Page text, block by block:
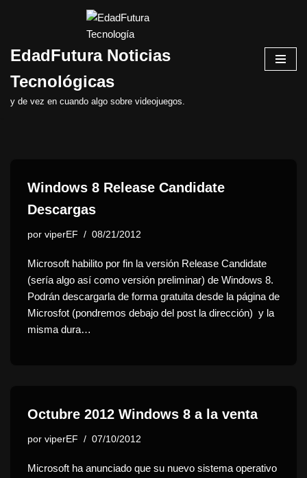
al
EdadFutura Noticias
Tecnológicas
y de vez en cuando algo sobre videojuegos.
Windows 8 Release Candidate
Descargas
por viperEF 08/21/2012
Microsoft habilito por fin la versión Release Candidate
(sería algo así como versión preliminar) de Windows 8.
Podrán descargarla de forma gratuita desde la página de
Microsfot (pondremos debajo del post la dirección) y la
misma dura…
Octubre 2012 Windows 8 a la venta
por viperEF 07/10/2012
Microsoft ha anunciado que su nuevo sistema operativo